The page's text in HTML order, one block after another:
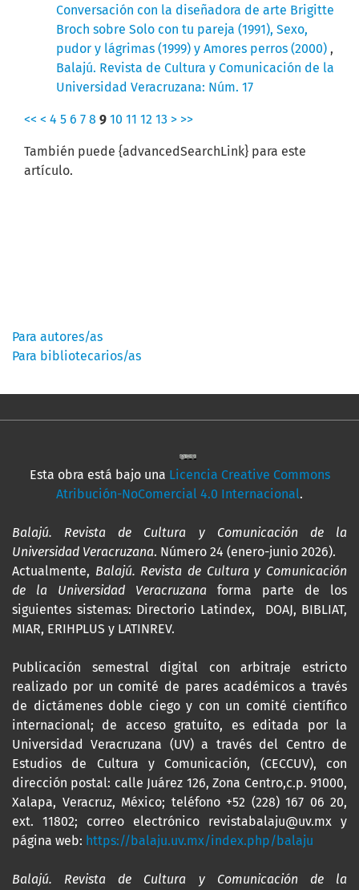
Conversación con la diseñadora de arte Brigitte
Broch sobre Solo con tu pareja (1991), Sexo,
pudor y lágrimas (1999) y Amores perros (2000) ,
Balajú. Revista de Cultura y Comunicación de la
Universidad Veracruzana: Núm. 17
<< < 4 5 6 7 8 9 10 11 12 13 > >>
También puede {advancedSearchLink} para este
artículo.
Para autores/as
Para bibliotecarios/as
Esta obra está bajo una Licencia Creative Commons
Atribución-NoComercial 4.0 Internacional.
Balajú. Revista de Cultura y Comunicación de la
Universidad Veracruzana. Número 24 (enero-junio 2026).
Actualmente, Balajú. Revista de Cultura y Comunicación
de la Universidad Veracruzana forma parte de los
siguientes sistemas: Directorio Latindex, DOAJ, BIBLIAT,
MIAR, ERIHPLUS y LATINREV.
Publicación semestral digital con arbitraje estricto
realizado por un comité de pares académicos a través
de dictámenes doble ciego y con un comité científico
internacional; de acceso gratuito, es editada por la
Universidad Veracruzana (UV) a través del Centro de
Estudios de Cultura y Comunicación, (CECCUV), con
dirección postal: calle Juárez 126, Zona Centro,c.p. 91000,
Xalapa, Veracruz, México; teléfono +52 (228) 167 06 20,
ext. 11802; correo electrónico revistabalaju@uv.mx y
página web: https://balaju.uv.mx/index.php/balaju
Balajú. Revista de Cultura y Comunicación de la